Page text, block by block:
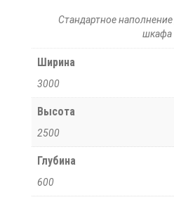
Стандартное
шкафа
Ширина
3000
Высота
2500
Глубина
600